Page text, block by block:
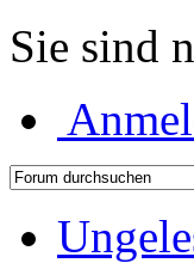
Sie sind